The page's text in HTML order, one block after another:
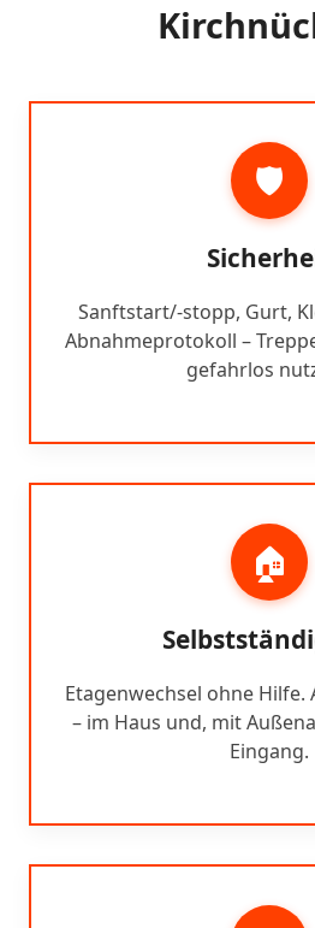
🛡️
Sanftstart/-stopp, Gurt,
Abnahmeprotokoll –
gefahrlos
🏠
Etagenwechsel ohne Hilfe.
– im Haus und, mit
Eingang.